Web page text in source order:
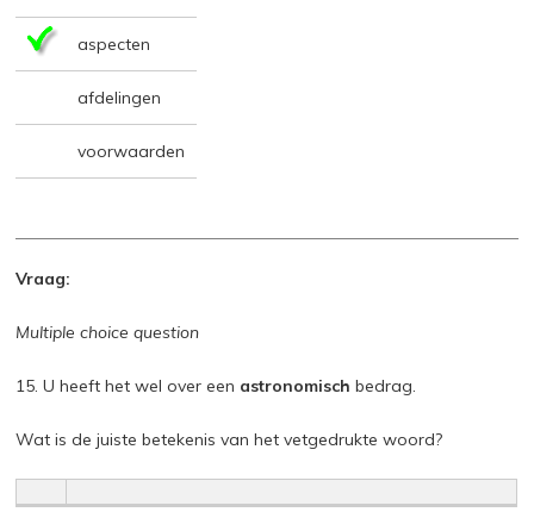
aspecten
afdelingen
voorwaarden
Vraag:
Multiple choice question
15. U heeft het wel over een astronomisch bedrag.
Wat is de juiste betekenis van het vetgedrukte woord?